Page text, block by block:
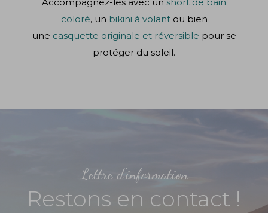
Accompagnez-les avec un short de bain
coloré, un bikini à volantou bien
une casquette originale et réversible pour se
protéger du soleil.
Lettre d'information
Restons en contact !